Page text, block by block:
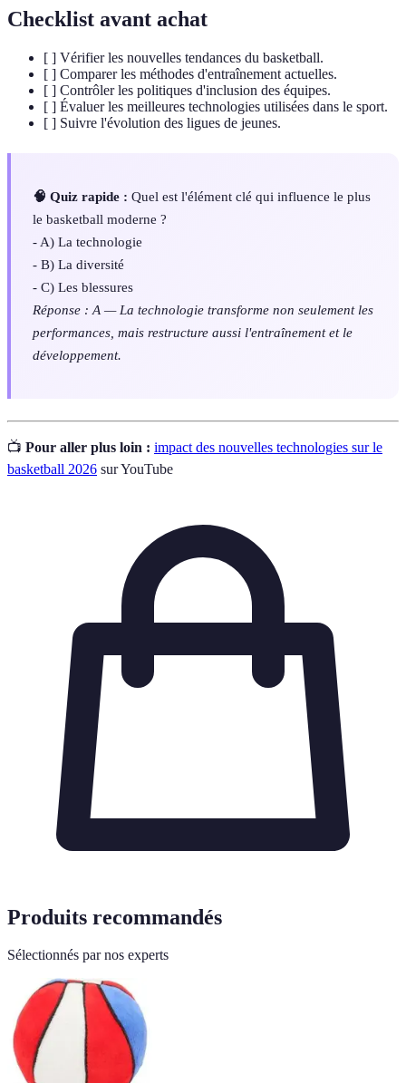
Checklist avant achat
[ ] Vérifier les nouvelles tendances du basketball.
[ ] Comparer les méthodes d'entraînement actuelles.
[ ] Contrôler les politiques d'inclusion des équipes.
[ ] Évaluer les meilleures technologies utilisées dans le sport.
[ ] Suivre l'évolution des ligues de jeunes.
🧠 Quiz rapide : Quel est l'élément clé qui influence le plus
le basketball moderne ?
- A) La technologie
- B) La diversité
- C) Les blessures
Réponse : A — La technologie transforme non seulement les
performances, mais restructure aussi l'entraînement et le
développement.
📺 Pour aller plus loin : impact des nouvelles technologies sur le
basketball 2026 sur YouTube
Produits recommandés
Sélectionnés par nos experts